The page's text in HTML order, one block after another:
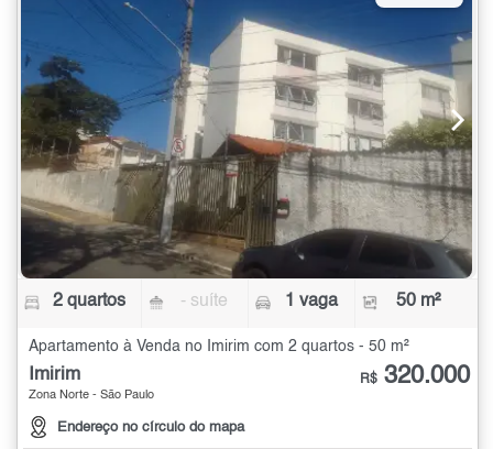
2 quartos - suíte 1 vaga 50 m²
Apartamento à Venda no Imirim com 2 quartos - 50 m²
Imirim
Zona Norte - São Paulo
Endereço no círculo do mapa
R$ 320.000